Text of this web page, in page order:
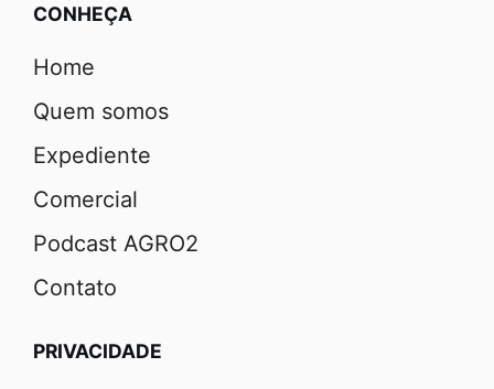
CONHEÇA
Home
Quem somos
Expediente
Comercial
Podcast AGRO2
Contato
PRIVACIDADE